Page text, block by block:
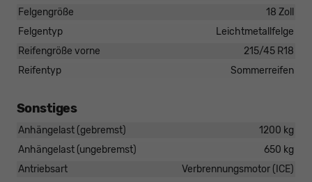
Felgengröße
18 Zoll
Felgentyp
Leichtmetallfelge
Reifengröße vorne
215/45 R18
Reifentyp
Sommerreifen
Sonstiges
Anhängelast (gebremst)
1200 kg
Anhängelast (ungebremst)
650 kg
Antriebsart
Verbrennungsmotor (ICE)